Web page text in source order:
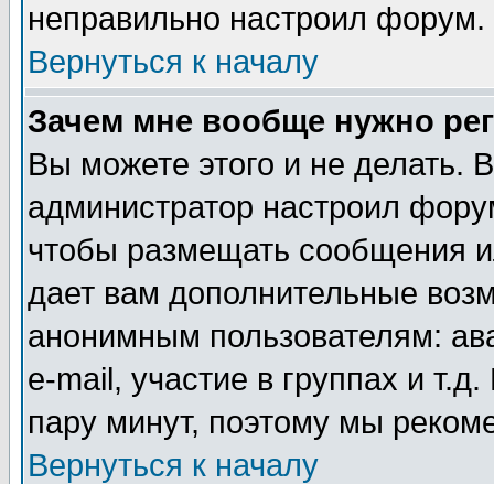
неправильно настроил форум.
Вернуться к началу
Зачем мне вообще нужно
Вы можете этого и не делать.
администратор настроил
чтобы размещать сообщения
дает вам дополнительные
анонимным пользователям:
e-mail, участие в группах и
пару минут, поэтому мы
Вернуться к началу